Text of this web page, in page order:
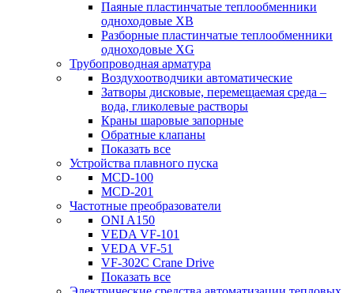
Паяные пластинчатые теплообменники
одноходовые ХВ
Разборные пластинчатые теплообменники
одноходовые ХG
Трубопроводная арматура
Воздухоотводчики автоматические
Затворы дисковые, перемещаемая среда –
вода, гликолевые растворы
Краны шаровые запорные
Обратные клапаны
Показать все
Устройства плавного пуска
MCD-100
MCD-201
Частотные преобразователи
ONI A150
VEDA VF-101
VEDA VF-51
VF-302C Crane Drive
Показать все